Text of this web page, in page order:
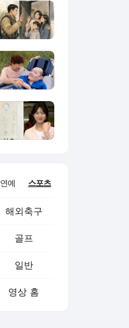
연예 스포츠
해외축구
골프
일반
영상 홈